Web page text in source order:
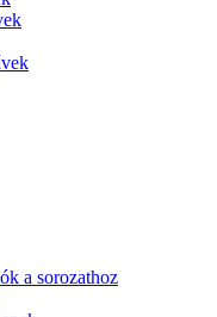
a sorozathoz